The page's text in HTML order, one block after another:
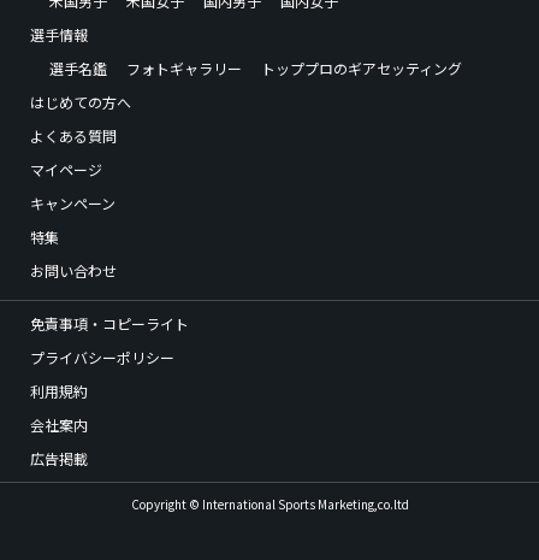
選手情報
選手名鑑
フォトギャラリー
トッププロのギアセッティング
はじめての方へ
よくある質問
マイページ
キャンペーン
特集
お問い合わせ
免責事項・コピーライト
プライバシーポリシー
利用規約
会社案内
広告掲載
Copyright © International Sports Marketing,co.ltd